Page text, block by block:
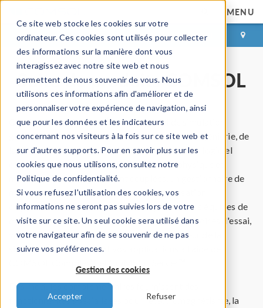
Ce site web stocke les cookies sur votre
ordinateur. Ces cookies sont utilisés pour collecter
des informations sur la manière dont vous
interagissez avec notre site web et nous
permettent de nous souvenir de vous. Nous
utilisons ces informations afin d'améliorer et de
personnaliser votre expérience de navigation, ainsi
que pour les données et les indicateurs
concernant nos visiteurs à la fois sur ce site web et
sur d'autres supports. Pour en savoir plus sur les
cookies que nous utilisons, consultez notre
Politique de confidentialité.
Si vous refusez l'utilisation des cookies, vos
informations ne seront pas suivies lors de votre
visite sur ce site. Un seul cookie sera utilisé dans
votre navigateur afin de se souvenir de ne pas
suivre vos préférences.
Gestion des cookies
Accepter Refuser
MENU
CONNEXION CONTACT
Suite de produits COMSOL
COMSOL Multiphysics®est un logiciel de simulation
généraliste utilisé dans tous les domaines de l'ingénierie, de
la production et de la recherche scientifique. Le logiciel
offre des capacités de modélisation multiphysique et
monophysique intégralement couplées, un gestionnaire de
modèles et des outils conviviaux pour la création
d'applications de simulation. Faites profiter vos équipes de
design, vos services de fabrication, vos laboratoires d'essai,
vos clients et autres collaborateurs de la valeur de la
simulation en distribuant vos applications à l'aide de
Des modules complémentaires fournissent des
fonctionnalités spécialisées pour l'électromagnétisme, la